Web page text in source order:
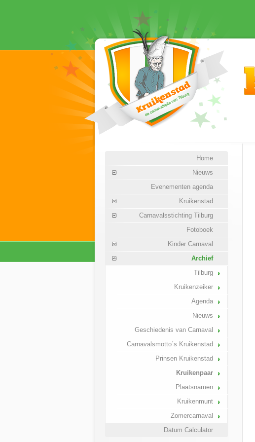
Home
Nieuws
Evenementen agenda
Kruikenstad
Carnavalsstichting Tilburg
Fotoboek
Kinder Carnaval
Archief
Tilburg
Kruikenzeiker
Agenda
Nieuws
Geschiedenis van Carnaval
Carnavalsmotto´s Kruikenstad
Prinsen Kruikenstad
Kruikenpaar
Plaatsnamen
Kruikenmunt
Zomercarnaval
Datum Calculator